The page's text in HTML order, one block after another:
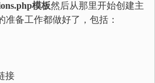
模板然后从那里开始创建主
备工作都做好了，包括：
接